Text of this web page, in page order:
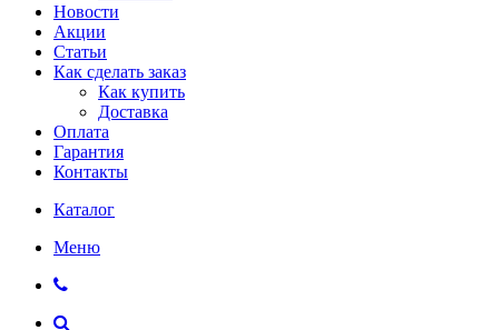
Новости
Акции
Статьи
Как сделать заказ
Как купить
Доставка
Оплата
Гарантия
Контакты
Каталог
Меню